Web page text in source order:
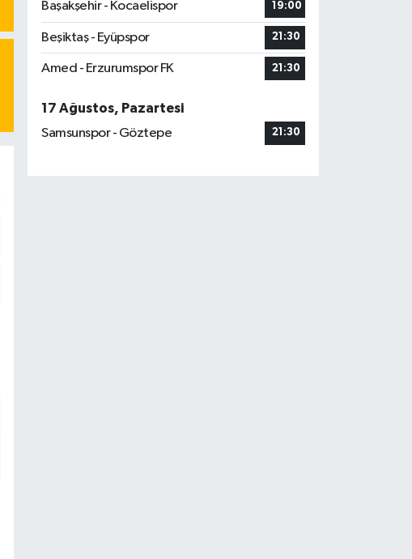
Başakşehir - Kocaelispor
19:00
Beşiktaş - Eyüpspor 21:30
Amed - Erzurumspor FK 21:30
17 Ağustos, Pazartesi
Samsunspor - Göztepe
21:30